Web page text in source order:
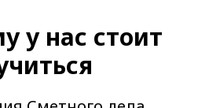
у нас стоит